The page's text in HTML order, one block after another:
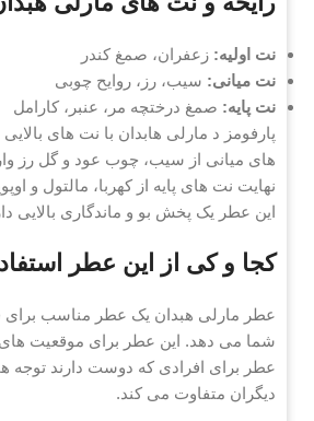
نت اولیه: زعفران، صمغ کندر
نت میانی: سیب، رز، روایح چوبی
نت پایه: صمغ درختچه مر، عنبر، کارامل
پارفومز د مارلی هابدان با نت های
های میانی از سیب، چوب عود و گل رز
نهایت نت های پایه از کهربا، مالتول
این عطر یک پخش بو و ماندگاری
کجا و کی از این عطر
عطر مارلی هبدان یک عطر مناسب
شما می دهد. این عطر برای موقعیت
عطر برای افرادی که دوست دارند توجه
دیگران متفاوت می کند.